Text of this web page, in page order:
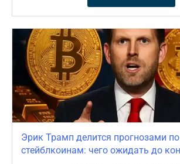
Эрик Трамп делится прогнозами
стейблкоинам: чего ожидать до